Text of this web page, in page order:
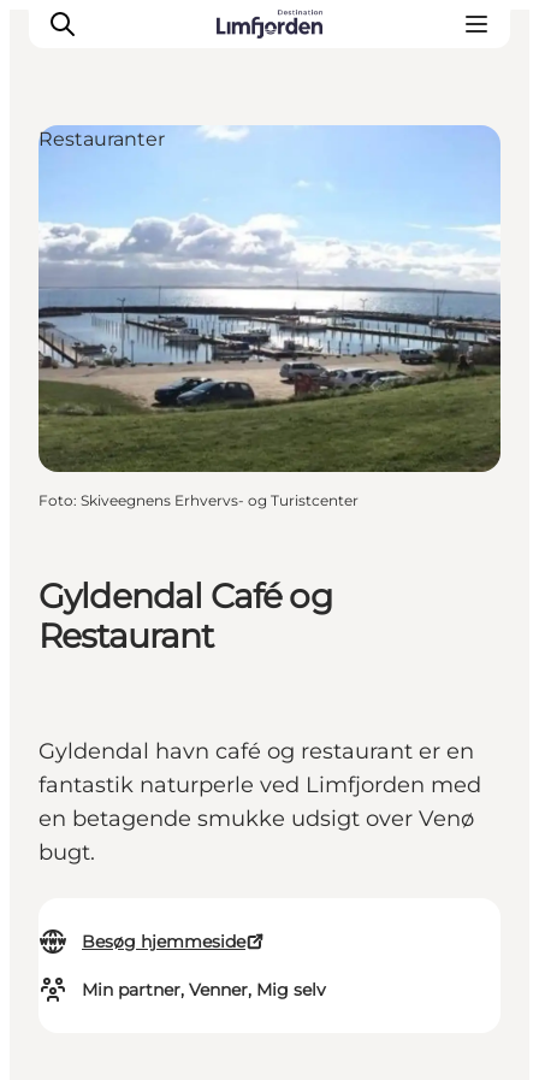
Gyldendal Café og
Restaurant
Gyldendal havn café og restaurant er en
fantastik naturperle ved Limfjorden med
en betagende smukke udsigt over Venø
bugt.
Besøg hjemmeside
Min partner, Venner, Mig selv
Restauranter
Foto: Skiveegnens Erhvervs- og Turistcenter